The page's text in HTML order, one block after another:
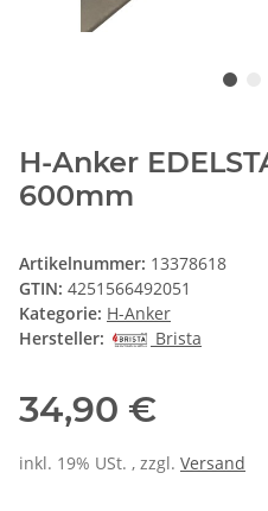
H-Anker
600mm
Artikelnummer: 13378618
GTIN: 4251566492051
Kategorie: H-Anker
Hersteller:
Brista
34,90 €
inkl. 19% USt. , zzgl. Versand